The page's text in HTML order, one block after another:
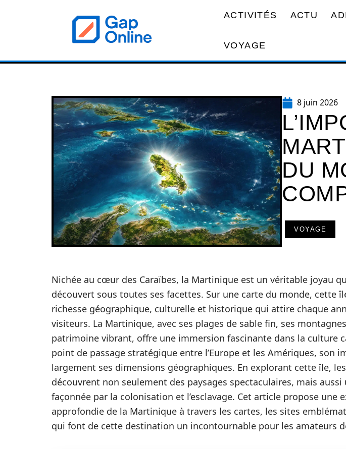
ACTIVITÉS ACTU
VOYAGE
8 juin 2026
DU
VOYAGE
Nichée au cœur des Caraïbes, la Martinique est un véritable joyau
découvert sous toutes ses facettes. Sur une carte du monde, cette
richesse géographique, culturelle et historique qui attire chaque
visiteurs. La Martinique, avec ses plages de sable fin, ses
patrimoine vibrant, offre une immersion fascinante dans la culture
point de passage stratégique entre l’Europe et les Amériques, son
largement ses dimensions géographiques. En explorant cette île,
découvrent non seulement des paysages spectaculaires, mais
façonnée par la colonisation et l’esclavage. Cet article propose une
approfondie de la Martinique à travers les cartes, les sites
qui font de cette destination un incontournable pour les amateurs